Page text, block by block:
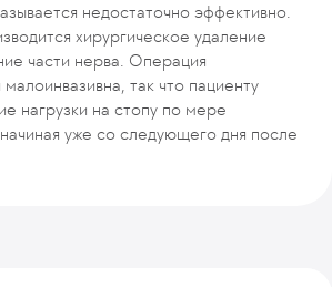
недостаточно эффективно.
хирургическое удаление
части нерва. Операция
так что пациенту
нагрузки на стопу по мере
уже со следующего дня после